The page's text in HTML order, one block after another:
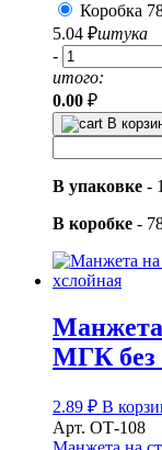
Коробка
5.04 ₽штука
-
итого:
0.00 ₽
В
В упаковке -
В коробке -
Манжета
МГК без
2.89 ₽ В
Арт. ОТ-108